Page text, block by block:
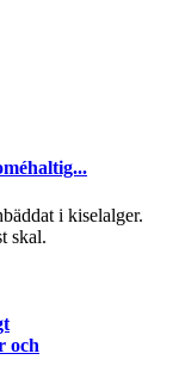
i kiselalger.
skal.
och